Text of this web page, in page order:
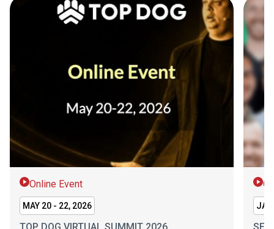
Online Event
MAY 20 - 22, 2026